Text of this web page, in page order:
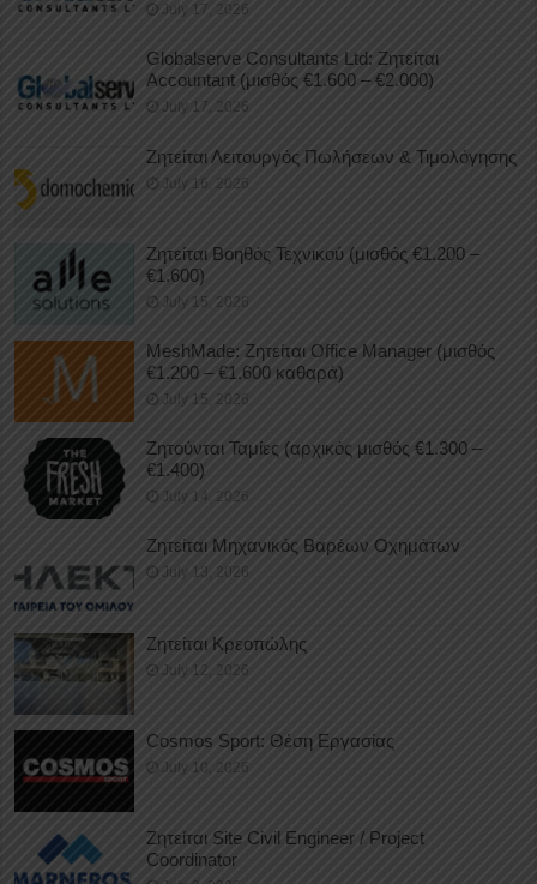
July 17, 2026
Globalserve Consultants Ltd: Ζητείται
Accountant (μισθός €1.600 – €2.000)
July 17, 2026
Ζητείται Λειτουργός Πωλήσεων & Τιμολόγησης
July 16, 2026
Ζητείται Βοηθός Τεχνικού (μισθός €1.200 –
€1.600)
July 15, 2026
MeshMade: Ζητείται Office Manager (μισθός
€1.200 – €1.600 καθαρά)
July 15, 2026
Ζητούνται Ταμίες (αρχικός μισθός €1.300 –
€1.400)
July 14, 2026
Ζητείται Μηχανικός Βαρέων Οχημάτων
July 13, 2026
Ζητείται Κρεοπώλης
July 12, 2026
Cosmos Sport: Θέση Εργασίας
July 10, 2026
Ζητείται Site Civil Engineer / Project
Coordinator